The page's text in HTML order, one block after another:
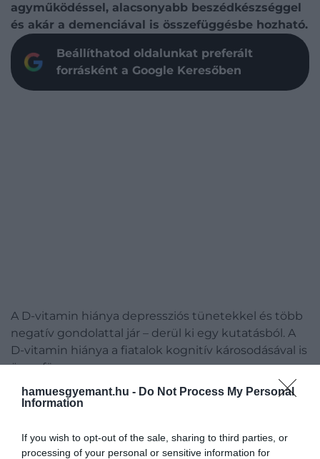
hamuesgyemant.hu - Do Not Process My Personal
Information
If you wish to opt-out of the sale, sharing to third parties, or
processing of your personal or sensitive information for
agyműködéssel, alacsonyabb beszédkészséggel
és akár a demenciával is összefüggésbe hozható.
Beállíthatod oldalunkat preferált
forrásként a Google Keresőben
A D-vitamin hiánya depressziós tünetekkel és több
negatív gondolattal jár – derül ki egy kutatásból. A
D-vitamin hiánya a fiatalok kognitív károsodásával is
összefügg.
A magas D-vitamin-tartalmú élelmiszerek közé
ember a napfény miatt jut hozzá ehhez a
vitaminhoz.